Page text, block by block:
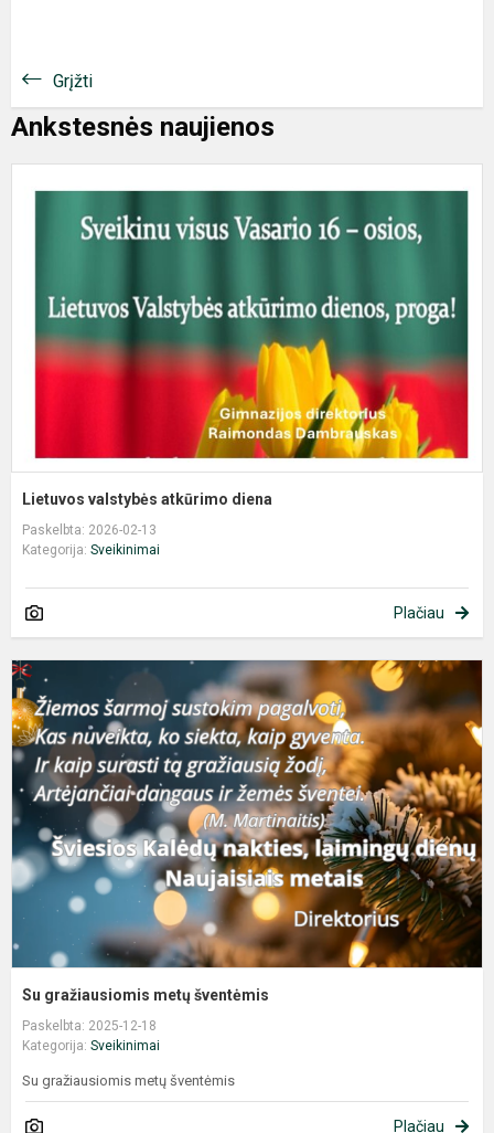
Grįžti
Ankstesnės naujienos
Lietuvos valstybės atkūrimo diena
Paskelbta: 2026-02-13
Kategorija: Sveikinimai
Plačiau
Su gražiausiomis metų šventėmis
Paskelbta: 2025-12-18
Kategorija: Sveikinimai
Su gražiausiomis metų šventėmis
Plačiau